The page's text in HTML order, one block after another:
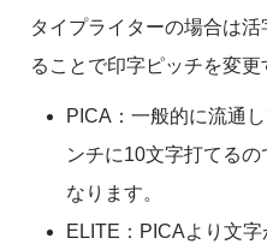
タイプライターの場合は
ることで印字ピッチを変更
PICA：一般的に流通
ンチに10文字打てる
なります。
ELITE：PICAより文